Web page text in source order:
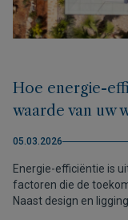
Hoe energie-
waarde van uw
05.03.2026
Energie-efficiëntie is
factoren die de
Naast design en